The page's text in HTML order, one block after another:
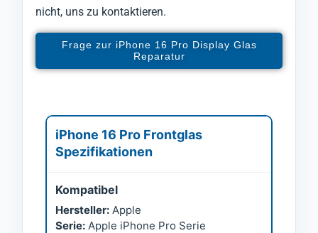
nicht, uns zu kontaktieren.
Frage zur iPhone 16 Pro Display Glas
Reparatur
iPhone 16 Pro Frontglas
Spezifikationen
Kompatibel
Hersteller: Apple
Serie: Apple iPhone Pro Serie